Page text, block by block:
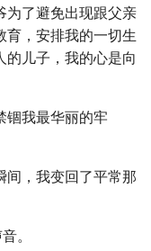
为了避免出现跟父亲
育，安排我的一切生
的儿子，我的心是向
锢我最华丽的牢
间，我变回了平常那
。